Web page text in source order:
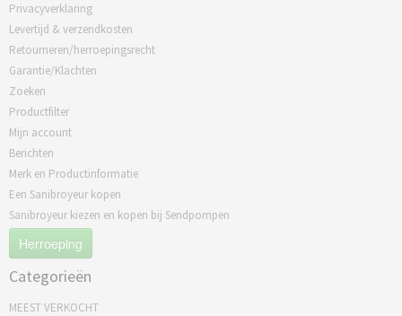
Privacyverklaring
Levertijd & verzendkosten
Retourneren/herroepingsrecht
Garantie/Klachten
Zoeken
Productfilter
Mijn account
Berichten
Merk en Productinformatie
Een Sanibroyeur kopen
Sanibroyeur kiezen en kopen bij Sendpompen
Herroeping
Categorieën
MEEST VERKOCHT